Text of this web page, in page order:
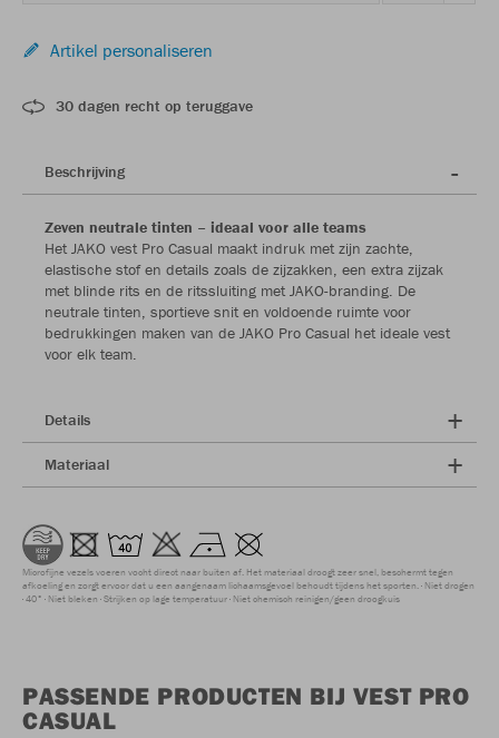
Artikel personaliseren
30 dagen recht op teruggave
Beschrijving
Zeven neutrale tinten – ideaal voor alle teams
Het JAKO vest Pro Casual maakt indruk met zijn zachte,
elastische stof en details zoals de zijzakken, een extra zijzak
met blinde rits en de ritssluiting met JAKO-branding. De
neutrale tinten, sportieve snit en voldoende ruimte voor
bedrukkingen maken van de JAKO Pro Casual het ideale vest
voor elk team.
Details
Materiaal
Microfijne vezels voeren vocht direct naar buiten af. Het materiaal droogt zeer snel, beschermt tegen
afkoeling en zorgt ervoor dat u een aangenaam lichaamsgevoel behoudt tijdens het sporten. Niet drogen
40° Niet bleken Strijken op lage temperatuur Niet chemisch reinigen/geen droogkuis
PASSENDE PRODUCTEN BIJ VEST PRO
CASUAL